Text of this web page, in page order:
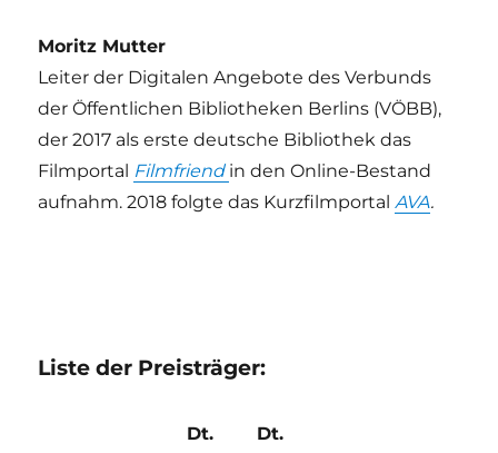
Moritz Mutter
Leiter der Digitalen Angebote des Verbunds
der Öffentlichen Bibliotheken Berlins (VÖBB),
der 2017 als erste deutsche Bibliothek das
Filmportal Filmfriendin den Online-Bestand
aufnahm. 2018 folgte das KurzfilmportalAVA.
Liste der Preisträger:
Dt.
Dt.